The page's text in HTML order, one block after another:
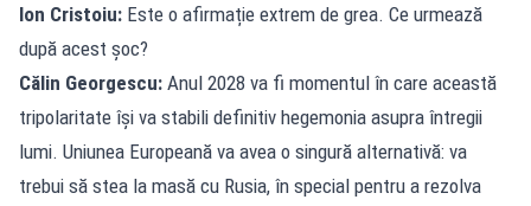
Ion Cristoiu: Este o afirmație extrem de grea. Ce urmează
după acest șoc?
Călin Georgescu: Anul 2028 va fi momentul în care această
tripolaritate își va stabili definitiv hegemonia asupra întregii
lumi. Uniunea Europeană va avea o singură alternativă: va
trebui să stea la masă cu Rusia, în special pentru a rezolva